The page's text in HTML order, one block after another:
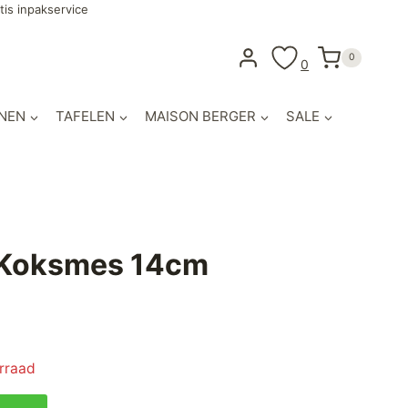
inpakservice
0 0
TAFELEN MAISON BERGER SALE
14cm